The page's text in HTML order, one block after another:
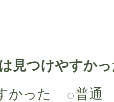
見つけやすか
かった
普通